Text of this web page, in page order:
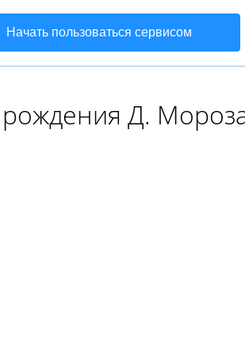
Начать пользоваться сервисом
Д.